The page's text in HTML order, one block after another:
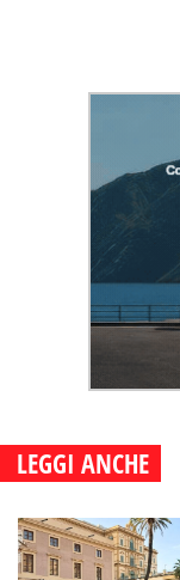
LEGGI ANCHE